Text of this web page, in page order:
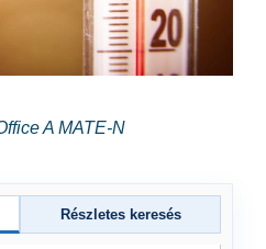
A MATE-N
Részletes keresés